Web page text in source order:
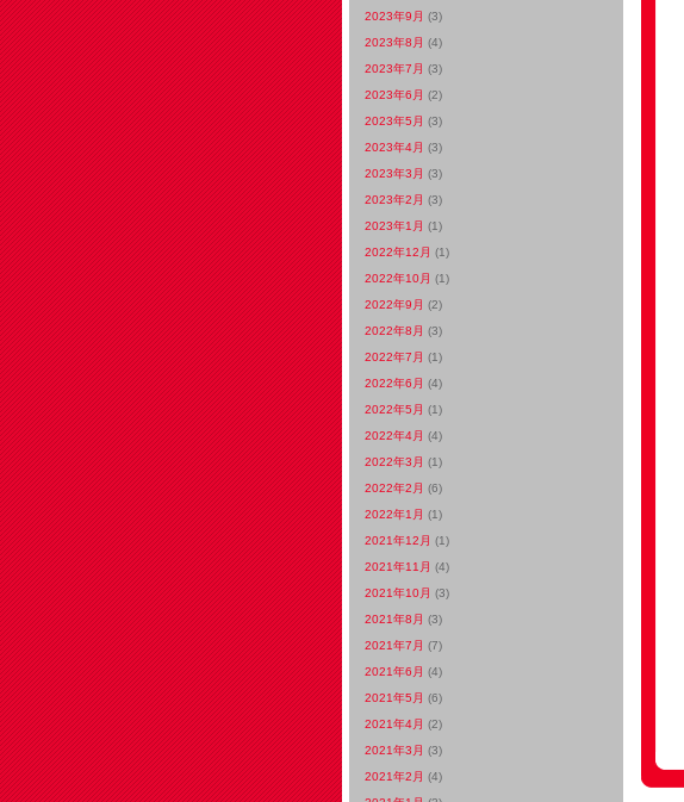
2023年9月 (3)
2023年8月 (4)
2023年7月 (3)
2023年6月 (2)
2023年5月 (3)
2023年4月 (3)
2023年3月 (3)
2023年2月 (3)
2023年1月 (1)
2022年12月 (1)
2022年10月 (1)
2022年9月 (2)
2022年8月 (3)
2022年7月 (1)
2022年6月 (4)
2022年5月 (1)
2022年4月 (4)
2022年3月 (1)
2022年2月 (6)
2022年1月 (1)
2021年12月 (1)
2021年11月 (4)
2021年10月 (3)
2021年8月 (3)
2021年7月 (7)
2021年6月 (4)
2021年5月 (6)
2021年4月 (2)
2021年3月 (3)
2021年2月 (4)